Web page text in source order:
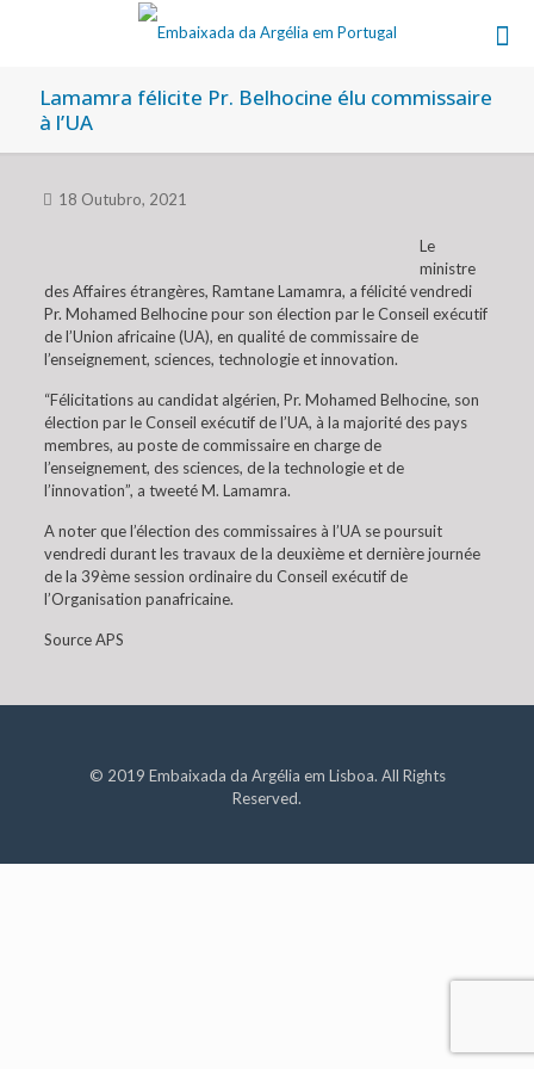
Lamamra félicite Pr. Belhocine élu commissaire
à l’UA
18 Outubro, 2021
Le
ministre
des Affaires étrangères, Ramtane Lamamra, a félicité vendredi
Pr. Mohamed Belhocine pour son élection par le Conseil exécutif
de l’Union africaine (UA), en qualité de commissaire de
l’enseignement, sciences, technologie et innovation.
“Félicitations au candidat algérien, Pr. Mohamed Belhocine, son
élection par le Conseil exécutif de l’UA, à la majorité des pays
membres, au poste de commissaire en charge de
l’enseignement, des sciences, de la technologie et de
l’innovation”, a tweeté M. Lamamra.
A noter que l’élection des commissaires à l’UA se poursuit
vendredi durant les travaux de la deuxième et dernière journée
de la 39ème session ordinaire du Conseil exécutif de
l’Organisation panafricaine.
Source APS
© 2019 Embaixada da Argélia em Lisboa. All Rights
Reserved.